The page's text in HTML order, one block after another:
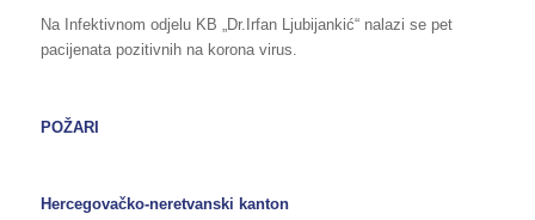
Na Infektivnom odjelu KB „Dr.Irfan Ljubijankić“ nalazi se pet
pacijenata pozitivnih na korona virus.
POŽARI
Hercegovačko-neretvanski kanton